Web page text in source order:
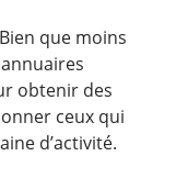
que moins
obtenir des
ceux qui
d’activité.